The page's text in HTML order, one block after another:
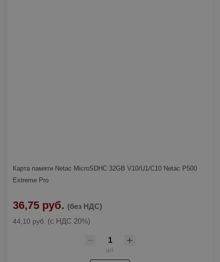
Карта памяти Netac MicroSDHC 32GB V10/U1/C10 Netac P500
Extreme Pro
36,75 руб. (без НДС)
44,10 руб. (с НДС 20%)
шт